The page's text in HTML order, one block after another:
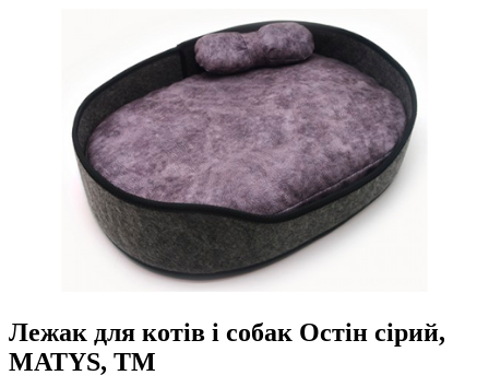
Лежак для котів і собак Остін сірий,
MATYS, ТМ